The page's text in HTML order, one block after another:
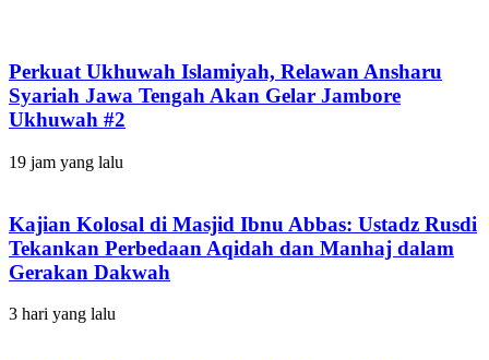
Perkuat Ukhuwah Islamiyah, Relawan Ansharu
Syariah Jawa Tengah Akan Gelar Jambore
Ukhuwah #2
19 jam yang lalu
Kajian Kolosal di Masjid Ibnu Abbas: Ustadz Rusdi
Tekankan Perbedaan Aqidah dan Manhaj dalam
Gerakan Dakwah
3 hari yang lalu